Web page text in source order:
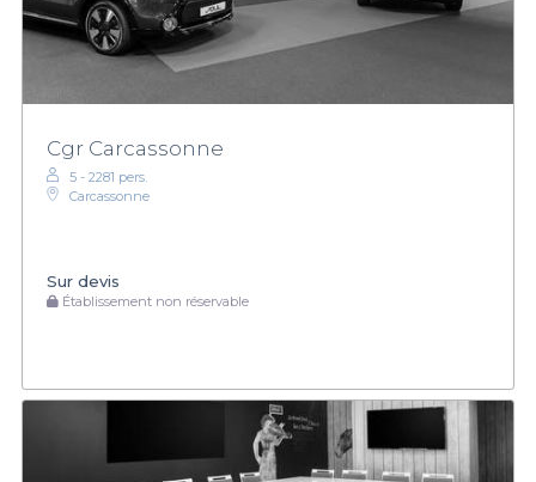
Cgr Carcassonne
5 - 2281 pers.
Carcassonne
Sur devis
Établissement non réservable